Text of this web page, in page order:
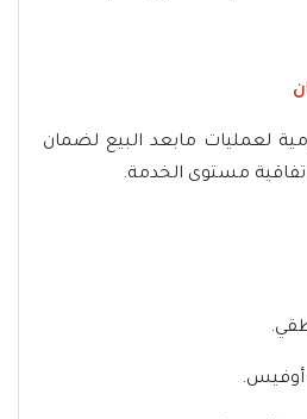
لعمليات مابعد البيع لضمان
مستوى الخدمة.
أوفيس.